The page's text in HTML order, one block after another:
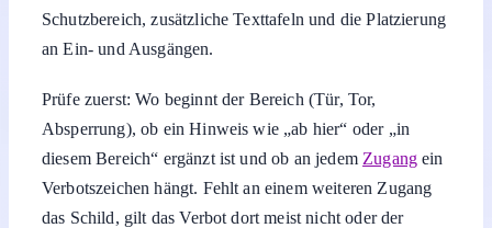
Schutzbereich, zusätzliche Texttafeln und die Platzierung
an Ein- und Ausgängen.
Prüfe zuerst: Wo beginnt der Bereich (Tür, Tor,
Absperrung), ob ein Hinweis wie „ab hier“ oder „in
diesem Bereich“ ergänzt ist und ob an jedem Zugang ein
Verbotszeichen hängt. Fehlt an einem weiteren Zugang
das Schild, gilt das Verbot dort meist nicht oder der